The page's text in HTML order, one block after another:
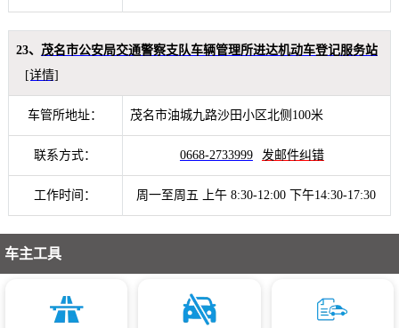
23、 茂名市公安局交通警察支队车辆管理所进达机动车登记服务站
[详情]
车管所地址： 茂名市油城九路沙田小区北侧100米
联系方式： 0668-2733999 发邮件纠错
工作时间： 周一至周五 上午 8:30-12:00 下午14:30-17:30
车主工具